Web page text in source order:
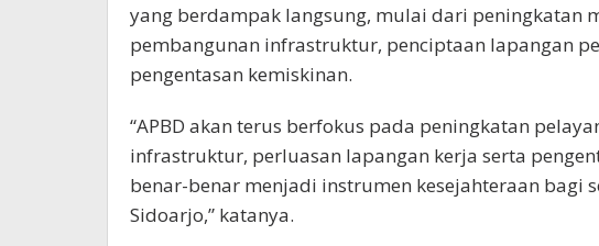
yang berdampak langsung, mulai dari peningkatan
pembangunan infrastruktur, penciptaan lapangan
pengentasan kemiskinan.
“APBD akan terus berfokus pada peningkatan
infrastruktur, perluasan lapangan kerja serta
benar-benar menjadi instrumen kesejahteraan bagi
Sidoarjo,” katanya.